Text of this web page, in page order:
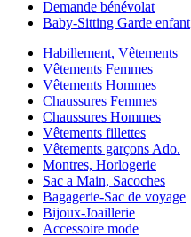
Demande bénévolat
Baby-Sitting Garde enfant
Habillement, Vêtements
Vêtements Femmes
Vêtements Hommes
Chaussures Femmes
Chaussures Hommes
Vêtements fillettes
Vêtements garçons Ado.
Montres, Horlogerie
Sac a Main, Sacoches
Bagagerie-Sac de voyage
Bijoux-Joaillerie
Accessoire mode